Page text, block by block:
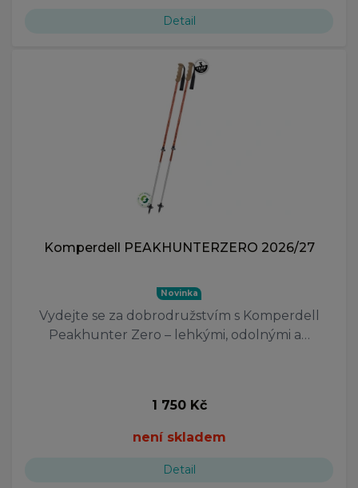
Detail
Komperdell PEAKHUNTERZERO 2026/27
Novinka
Vydejte se za dobrodružstvím s Komperdell
Peakhunter Zero – lehkými, odolnými a…
1 750 Kč
není skladem
Detail